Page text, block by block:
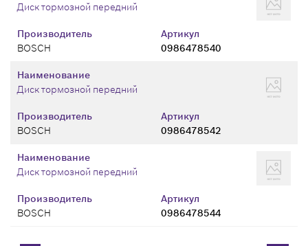
Производитель
BOSCH
Артикул
0986478540
Диск тормозной передний
Производитель
BOSCH
Артикул
0986478542
Наименование
Диск тормозной передний
Производитель
BOSCH
Артикул
0986478544
Наименование
Диск тормозной передний